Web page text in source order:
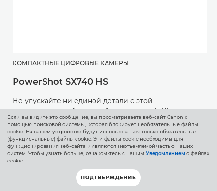
КОМПАКТНЫЕ ЦИФРОВЫЕ КАМЕРЫ
PowerShot SX740 HS
Не упускайте ни единой детали с этой
сверхкомпактной камерой, оснащенной 40-кратным
оптическим зумом и поддерживающей разрешение
4K Ultra HD.
СМ. НОВУЮ МОДЕЛЬ
Если вы видите это сообщение, вы просматриваете веб-сайт Canon с
помощью поисковой системы, которая блокирует необязательные файлы
cookie. На вашем устройстве будут использоваться только обязательные
(функциональные) файлы cookie. Эти файлы cookie необходимы для
функционирования веб-сайта и являются неотъемлемой частью наших
систем. Чтобы узнать больше, ознакомьтесь с нашим Уведомлением о файлах
cookie.
ПОДТВЕРЖДЕНИЕ